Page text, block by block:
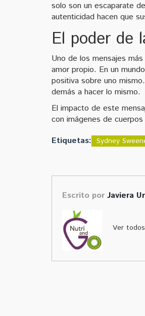
solo son un escaparate
autenticidad hacen que
El poder de
Uno de los mensajes
amor propio. En un
positiva sobre uno
demás a hacer lo mismo.
El impacto de este
con imágenes de cuerpos
Etiquetas: Sydney
Escrito por Javiera
Ver